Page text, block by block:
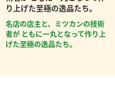
り上げた至極の逸品たち。
名店の店主と、ミツカンの技術
者が ともに一丸となって作り上
げた至極の逸品たち。